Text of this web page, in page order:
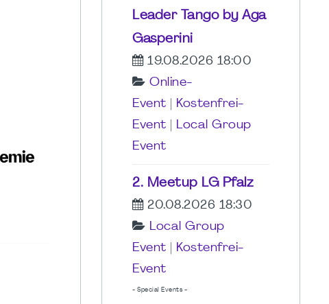
Leader Tango by Aga
Gasperini
19.08.2026 18:00
Online-
Event
Kostenfrei-
Event
Local Group
Event
2. Meetup LG Pfalz
20.08.2026 18:30
Local Group
Event
Kostenfrei-
Event
- Special Events -